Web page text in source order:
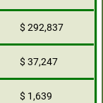
$ 292,837
$ 37,247
$ 1,639